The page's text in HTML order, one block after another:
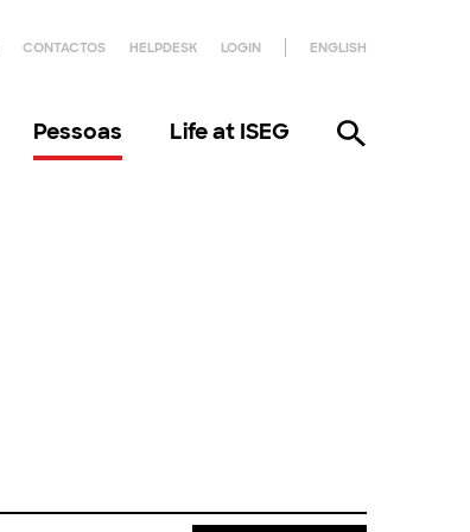
CONTACTOS HELPDESK LOGIN ENGLISH
Pessoas Life at ISEG